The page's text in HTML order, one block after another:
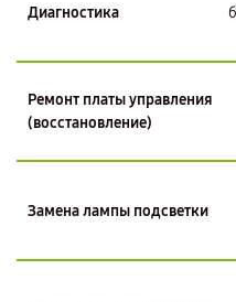
Диагностика
Ремонт платы управления
(восстановление)
Замена лампы подсветки